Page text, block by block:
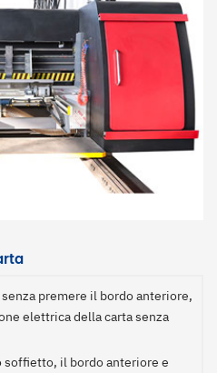
premere il bordo anteriore,
elettrica della carta senza
soffietto, il bordo anteriore e